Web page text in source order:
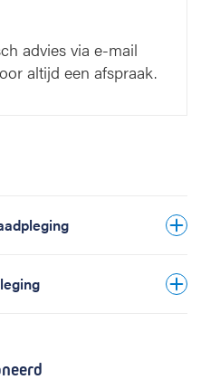
advies via e-mail
altijd een afspraak.